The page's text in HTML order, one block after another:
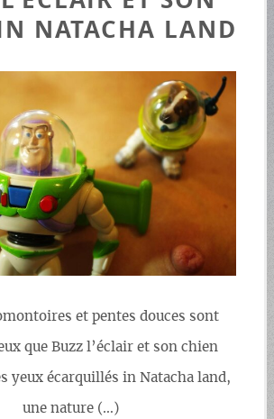
NATACHA LAND
et pentes douces sont
que Buzz l’éclair et son chien
yeux écarquillés in Natacha land,
une nature (…)